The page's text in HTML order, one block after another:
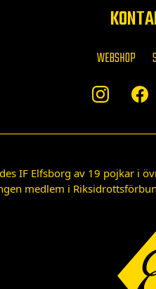
WEBSHOP
IF Elfsborg av 19 pojkar i
medlem i